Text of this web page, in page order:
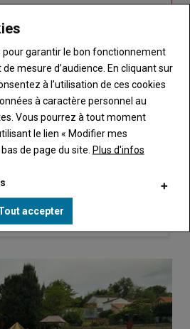
pas abonné(e)
UN COMPTE
formule et créez votre
à tout Caracterres.
pour garantir le bon fonctionnement
mesure d’audience. En cliquant sur
à l’utilisation de ces cookies
à caractère personnel au
Vous pourrez à tout moment
le lien « Modifier mes
de page du site. Plus d'infos
accepter